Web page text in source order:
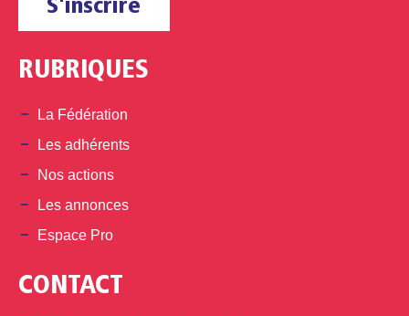
S'inscrire
RUBRIQUES
La Fédération
Les adhérents
Nos actions
Les annonces
Espace Pro
CONTACT